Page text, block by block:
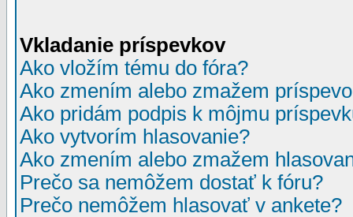
Vkladanie príspevkov
Ako vložím tému do fóra?
Ako zmením alebo zmažem
Ako pridám podpis k môjmu
Ako vytvorím hlasovanie?
Ako zmením alebo zmažem
Prečo sa nemôžem dostať k fóru?
Prečo nemôžem hlasovať v ankete?